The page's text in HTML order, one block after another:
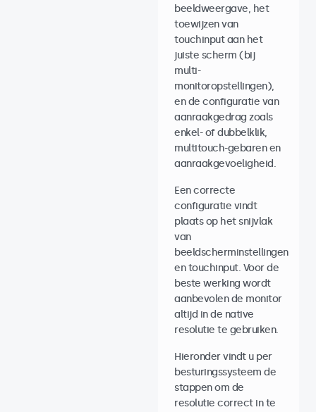
beeldweergave, het
toewijzen van
touchinput aan het
juiste scherm (bij
multi-
monitoropstellingen),
en de configuratie van
aanraakgedrag zoals
enkel- of dubbelklik,
multitouch-gebaren en
aanraakgevoeligheid.
Een correcte
configuratie vindt
plaats op het snijvlak
van
beeldscherminstellingen
en touchinput. Voor de
beste werking wordt
aanbevolen de monitor
altijd in de native
resolutie te gebruiken.
Hieronder vindt u per
besturingssysteem de
stappen om de
resolutie correct in te